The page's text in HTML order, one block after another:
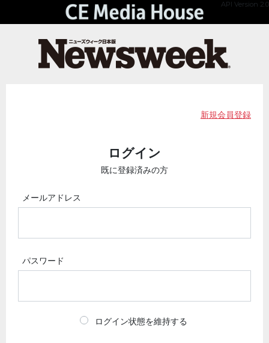
API Version 2.0
新規会員登録
ログイン
既に登録済みの方
メールアドレス
パスワード
ログイン状態を維持する